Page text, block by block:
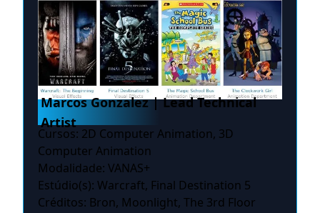
Marcos Gonzalez | Lead Technical
Artist
Cursos: 2D Computer Animation, 3D
Computer Animation
Modalidade: VANAS+
Estúdio(s): Warcraft, Final Destination 5
Créditos: Bron, Moonlight, The 3rd Floor